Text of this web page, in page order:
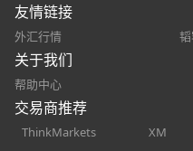
友情链接
外汇行情
关于我们
帮助中心
交易商推荐
ThinkMarkets XM